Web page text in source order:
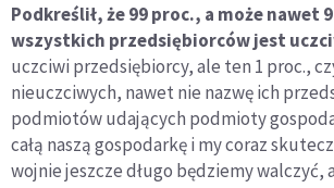
Podkreślił, że 99 proc., a może nawet
wszystkich przedsiębiorców jest
uczciwi przedsiębiorcy, ale ten 1 proc.,
nieuczciwych, nawet nie nazwę ich
podmiotów udających podmioty
całą naszą gospodarkę i my coraz
wojnie jeszcze długo będziemy walczyć,